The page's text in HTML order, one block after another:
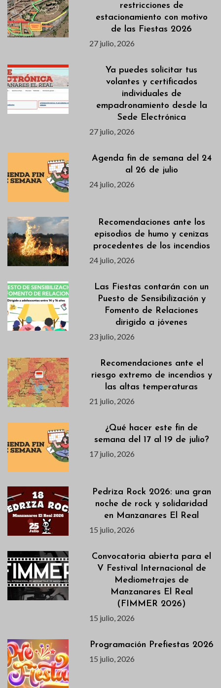
restricciones de
estacionamiento con motivo
de las Fiestas 2026
27 julio, 2026
Ya puedes solicitar tus
volantes y certificados
individuales de
empadronamiento desde la
Sede Electrónica
27 julio, 2026
Agenda fin de semana del 24
al 26 de julio
24 julio, 2026
Recomendaciones ante los
episodios de humo y cenizas
procedentes de los incendios
24 julio, 2026
Las Fiestas contarán con un
Puesto de Sensibilización y
Fomento de Relaciones
dirigido a jóvenes
23 julio, 2026
Recomendaciones ante el
riesgo extremo de incendios y
las altas temperaturas
21 julio, 2026
¿Qué hacer este fin de
semana del 17 al 19 de julio?
17 julio, 2026
Pedriza Rock 2026: una gran
noche de rock y solidaridad
en Manzanares El Real
15 julio, 2026
Convocatoria abierta para el
V Festival Internacional de
Mediometrajes de
Manzanares El Real
(FIMMER 2026)
15 julio, 2026
Programación Prefiestas 2026
15 julio, 2026